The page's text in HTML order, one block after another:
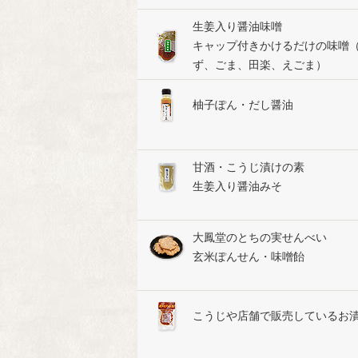
生姜入り醤油味噌
キャップ付きかけるだけの味噌
ず、ごま、田楽、えごま）
柚子ぽん・だし醤油
甘酒・こうじ漬けの素
生姜入り醤油みそ
大鳳堂のとちの実せんべい
玄米ぽんせん・味噌飴
こうじや店舗で販売しているお